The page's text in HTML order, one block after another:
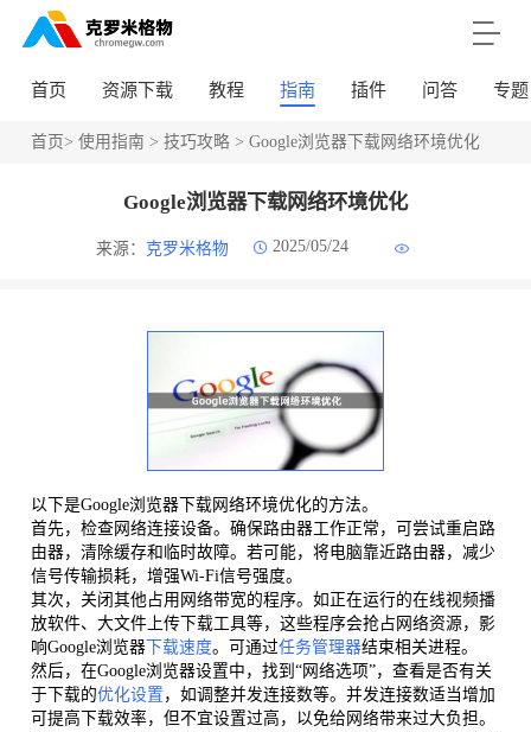
首页 资源下载 教程 指南 插件 问答 专题
首页> 使用指南 > 技巧攻略> Google浏览器下载网络环境优化
Google浏览器下载网络环境优化
来源： 克罗米格物 2025/05/24
以下是Google浏览器下载网络环境优化的方法。
首先，检查网络连接设备。确保路由器工作正常，可尝试重启路
由器，清除缓存和临时故障。若可能，将电脑靠近路由器，减少
信号传输损耗，增强Wi-Fi信号强度。
其次，关闭其他占用网络带宽的程序。如正在运行的在线视频播
放软件、大文件上传下载工具等，这些程序会抢占网络资源，影
响Google浏览器下载速度。可通过任务管理器结束相关进程。
然后，在Google浏览器设置中，找到“网络选项”，查看是否有关
于下载的优化设置 ，如调整并发连接数等。并发连接数适当增加
可提高下载效率，但不宜设置过高，以免给网络带来过大负担。